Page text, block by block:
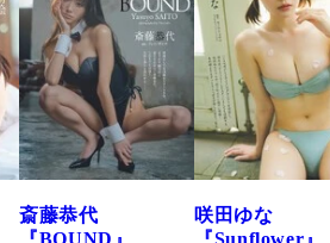
咲田ゆな
『Sunflower』
藤水咲桜『花
だまり』